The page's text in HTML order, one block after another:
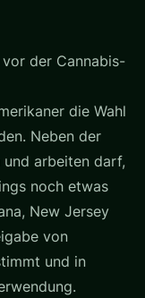
der Cannabis-
die Wahl
Neben der
und arbeiten darf,
noch etwas
New Jersey
von
und in